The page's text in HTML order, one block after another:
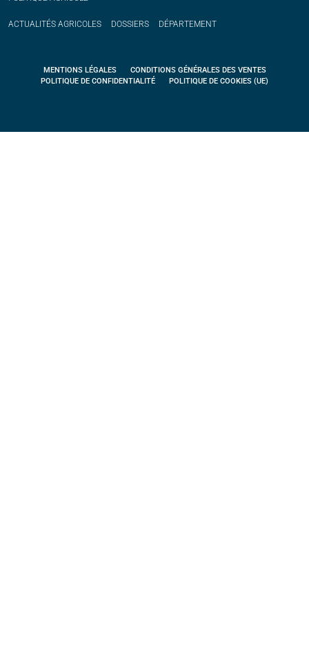
ACTUALITÉS AGRICOLES DOSSIERS DÉPARTEMENT
MENTIONS LÉGALES
CONDITIONS GÉNÉRALES DES VENTES
POLITIQUE DE CONFIDENTIALITÉ
POLITIQUE DE COOKIES (UE)